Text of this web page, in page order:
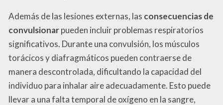
Además de las lesiones externas, las consecuencias de
convulsionarpueden incluir problemas respiratorios
significativos. Durante una convulsión, los músculos
torácicos y diafragmáticos pueden contraerse de
manera descontrolada, dificultando la capacidad del
individuo para inhalar aire adecuadamente. Esto puede
llevar a una falta temporal de oxígeno en la sangre,